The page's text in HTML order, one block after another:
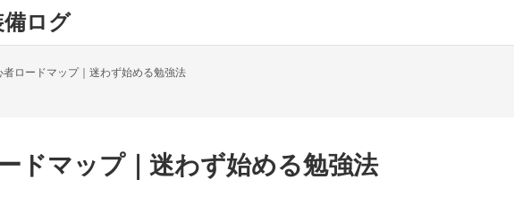
ログ
者ロードマップ｜迷わず始める勉強法
ドマップ｜迷わず始める勉強法